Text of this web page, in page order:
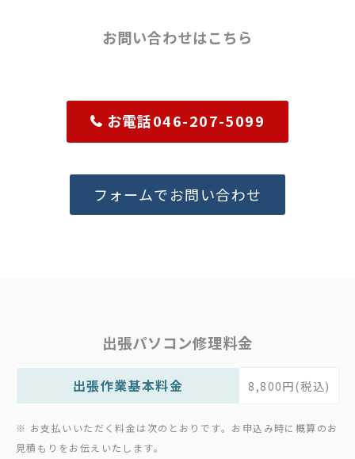
お問い合わせはこちら
お電話046-207-5099
フォームでお問い合わせ
出張パソコン修理料金
出張作業基本料金 8,800円(税込)
※ お支払いいただく料金は次のとおりです。お申込み時に概算のお
見積もりをお伝えいたします。